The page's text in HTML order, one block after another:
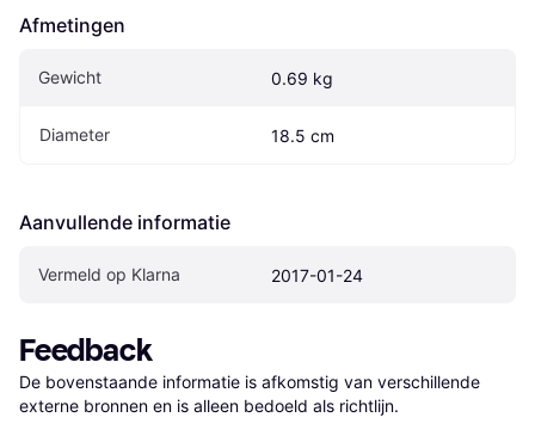
Afmetingen
Gewicht 0.69 kg
Diameter 18.5 cm
Aanvullende informatie
Vermeld op Klarna 2017-01-24
Feedback
De bovenstaande informatie is afkomstig van verschillende
externe bronnen en is alleen bedoeld als richtlijn.